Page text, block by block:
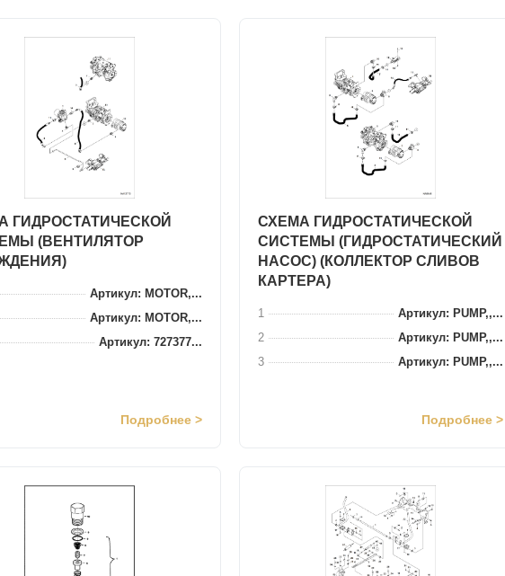
ГИДРОСТАТИЧЕСКОЙ
(ВЕНТИЛЯТОР
Артикул: MOTOR,...
Артикул: MOTOR,...
Артикул: 727377...
Подробнее >
СХЕМА ГИДРОСТАТИЧЕСКОЙ
СИСТЕМЫ (ГИДРОСТАТИЧЕСКИЙ
НАСОС) (КОЛЛЕКТОР СЛИВОВ
КАРТЕРА)
1
Артикул: PUMP,,...
2
Артикул: PUMP,,...
3
Артикул: PUMP,,...
Подробнее >